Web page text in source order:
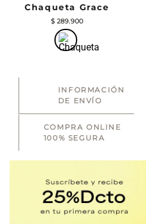
Chaqueta Grace
$ 289.900
INFORMACIÓN
DE ENVÍO
COMPRA ONLINE
100% SEGURA